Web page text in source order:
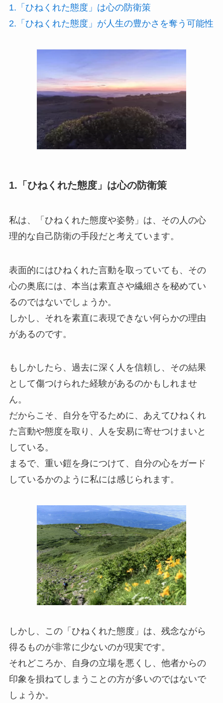
1.「ひねくれた態度」は心の防衛策
2.「ひねくれた態度」が人生の豊かさを奪う可能性
1.「ひねくれた態度」は心の防衛策
私は、「ひねくれた態度や姿勢」は、その人の心
理的な自己防衛の手段だと考えています。
表面的にはひねくれた言動を取っていても、その
心の奥底には、本当は素直さや繊細さを秘めてい
るのではないでしょうか。
しかし、それを素直に表現できない何らかの理由
があるのです。
もしかしたら、過去に深く人を信頼し、その結果
として傷つけられた経験があるのかもしれませ
ん。
だからこそ、自分を守るために、あえてひねくれ
た言動や態度を取り、人を安易に寄せつけまいと
している。
まるで、重い鎧を身につけて、自分の心をガード
しているかのように私には感じられます。
しかし、この「ひねくれた態度」は、残念ながら
得るものが非常に少ないのが現実です。
それどころか、自身の立場を悪くし、他者からの
印象を損ねてしまうことの方が多いのではないで
しょうか。